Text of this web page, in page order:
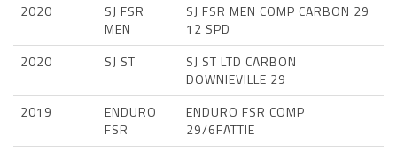
2020
SJ FSR
MEN
SJ FSR MEN COMP CARBON 29
12 SPD
2020
SJ ST
SJ ST LTD CARBON
DOWNIEVILLE 29
2019
ENDURO
FSR
ENDURO FSR COMP
29/6FATTIE